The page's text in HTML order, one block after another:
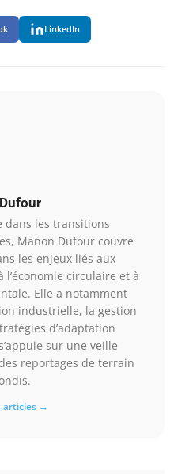
LinkedIn
dans les transitions
Manon Dufour couvre
les enjeux liés aux
circulaire et à
Elle a notamment
industrielle, la gestion
d’adaptation
sur une veille
reportages de terrain
articles →